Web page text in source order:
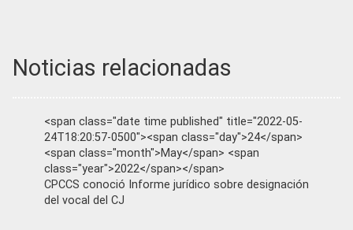
Noticias relacionadas
<span class="date time published" title="2022-05-
24T18:20:57-0500"><span class="day">24</span>
<span class="month">May</span> <span
class="year">2022</span></span>
CPCCS conoció Informe jurídico sobre designación
del vocal del CJ